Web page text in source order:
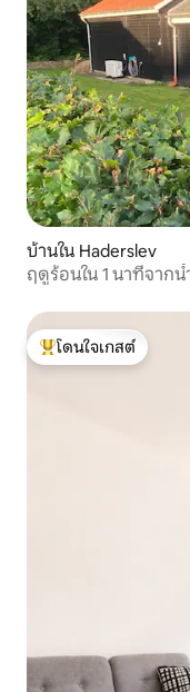
บ้านใน Haderslev
ฤดูร้อนใน 1 นาทีจากน้
โดนใจเกสต์ที่สุด
โดนใจเกสต์